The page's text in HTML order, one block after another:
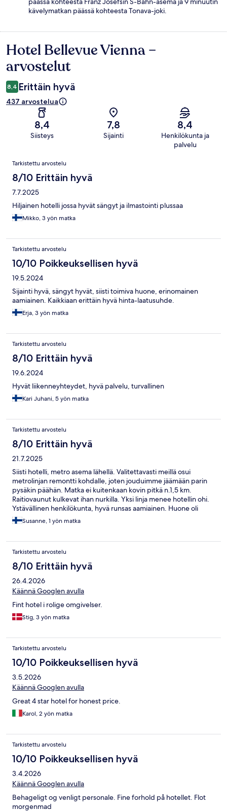
kävelymatkan päässä kohteesta Tonava-joki.
Arvostelut
Hotel Bellevue Vienna –
arvostelut
8,4 Erittäin hyvä
437 arvostelua
8,4
Siisteys
7,8
Sijainti
8,4
Henkilökunta ja
palvelu
Arvostelut
Tarkistettu arvostelu
8/10 Erittäin hyvä
7.7.2025
Hiljainen hotelli jossa hyvät sängyt ja ilmastointi plussaa
Mikko, 3 yön matka
Tarkistettu arvostelu
10/10 Poikkeuksellisen hyvä
19.5.2024
Sijainti hyvä, sängyt hyvät, siisti toimiva huone, erinomainen
aamiainen. Kaikkiaan erittäin hyvä hinta-laatusuhde.
Erja, 3 yön matka
Tarkistettu arvostelu
8/10 Erittäin hyvä
19.6.2024
Hyvät liikenneyhteydet, hyvä palvelu, turvallinen
Kari Juhani, 5 yön matka
Tarkistettu arvostelu
8/10 Erittäin hyvä
21.7.2025
Siisti hotelli, metro asema lähellä. Valitettavasti meillä osui
metrolinjan remontti kohdalle, joten jouduimme jäämään parin
pysäkin päähän. Matka ei kuitenkaan kovin pitkä n.1,5 km.
Raitiovaunut kulkevat ihan nurkilla. Yksi linja menee hotellin ohi.
Ystävällinen henkilökunta, hyvä runsas aamiainen. Huone oli
perussiisti ja oli huomioitu toiveemme rauhallisesta huoneesta,
joten huone oli sisäpihalle. Äänieristys käytävältä ja muista
vasta tämän päivän standardeja siltä osin.
Susanne, 1 yön matka
Tarkistettu arvostelu
8/10 Erittäin hyvä
26.4.2026
Käännä Googlen avulla
Fint hotel i rolige omgivelser.
Stig, 3 yön matka
Tarkistettu arvostelu
10/10 Poikkeuksellisen hyvä
3.5.2026
Käännä Googlen avulla
Great 4 star hotel for honest price.
Karol, 2 yön matka
Tarkistettu arvostelu
10/10 Poikkeuksellisen hyvä
3.4.2026
Käännä Googlen avulla
Behageligt og venligt personale. Fine forhold på hotellet. Flot
morgenmad